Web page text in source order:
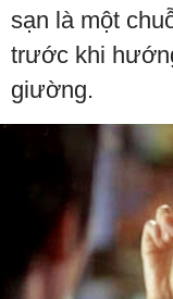
sạn là một
trước khi
giường.